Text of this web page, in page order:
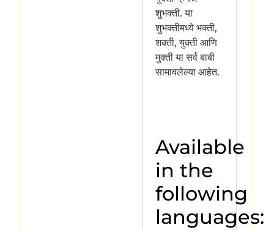
शुभक्ती. या
शुभक्तीमध्ये भक्ती,
शक्ती, युक्ती आणि
मुक्ती या सर्व बाबी
सामावलेल्या आहेत.
Available
in the
following
languages: